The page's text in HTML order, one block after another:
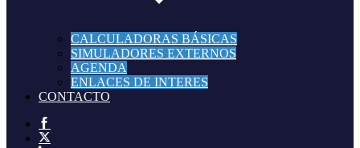
CALCULADORAS BÁSICAS
SIMULADORES EXTERNOS
AGENDA
ENLACES DE INTERES
CONTACTO